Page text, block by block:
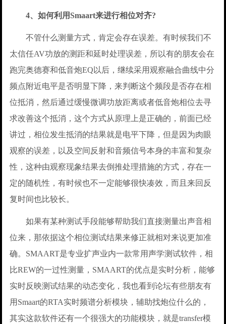
4、如何利用Smaart来进行相位对齐?
不管什么测量方式，肯定会存在误差。有时候我们不
太信任AV功放的测距和延时处理误差，所以有的朋友会在
跑完奥德赛和低音炮EQ以后，继续采用观察融合曲线中分
频点附近电平是否明显下降，来判断这个频段是否存在相
位抵消，然后通过缓慢微调功放距离或者低音炮相位去寻
求改善这个抵消，这个方式从原理上是正确的，前面已经
讲过，相位发生抵消的结果就是电平下降，但是因为肉眼
观察的误差，以及空间反射和音频信号本身的丰富和复杂
性，这种由观察现象结果去倒推处理措施的方式，存在一
定的随机性，有时候也不一定能够很快凑效，而且来回反
复时间也比较长。
如果有某种测试手段能够帮助我们直接测量出声音相
位来，那依据这个相位测试结果来修正就相对来说更加准
确。SMAART是专业扩声业内一款常用声学测试软件，相
比REW的一过性测量，SMAART的优点是实时分析，能够
实时反映测试结果的动态变化，我也看到论坛有些朋友有
用Smaart的RTA实时频谱分析模块，辅助找炮位什么的，
其实这款软件还有一个很强大的功能模块，就是transfer模